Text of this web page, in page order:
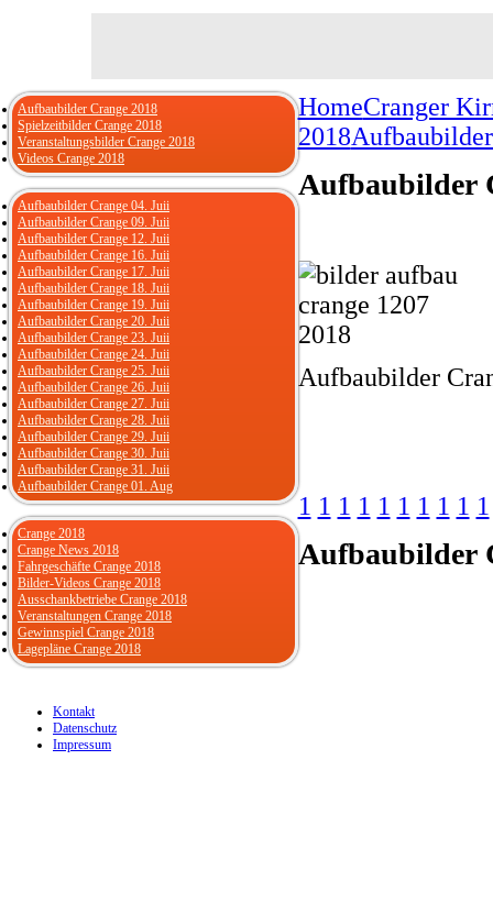
HomeCranger
2018
Aufbaubilder
Aufbaubilder
1 1 1 1 1 1 1 1 1 1
Aufbaubilder
Aufbaubilder Crange 2018
Spielzeitbilder Crange 2018
Veranstaltungsbilder Crange 2018
Videos Crange 2018
Aufbaubilder Crange 04. Juii
Aufbaubilder Crange 09. Juii
Aufbaubilder Crange 12. Juii
Aufbaubilder Crange 16. Juii
Aufbaubilder Crange 17. Juii
Aufbaubilder Crange 18. Juii
Aufbaubilder Crange 19. Juii
Aufbaubilder Crange 20. Juii
Aufbaubilder Crange 23. Juii
Aufbaubilder Crange 24. Juii
Aufbaubilder Crange 25. Juii
Aufbaubilder Crange 26. Juii
Aufbaubilder Crange 27. Juii
Aufbaubilder Crange 28. Juii
Aufbaubilder Crange 29. Juii
Aufbaubilder Crange 30. Juii
Aufbaubilder Crange 31. Juii
Aufbaubilder Crange 01. Aug
Crange 2018
Crange News 2018
Fahrgeschäfte Crange 2018
Bilder-Videos Crange 2018
Ausschankbetriebe Crange 2018
Veranstaltungen Crange 2018
Gewinnspiel Crange 2018
Lagepläne Crange 2018
Kontakt
Datenschutz
Impressum